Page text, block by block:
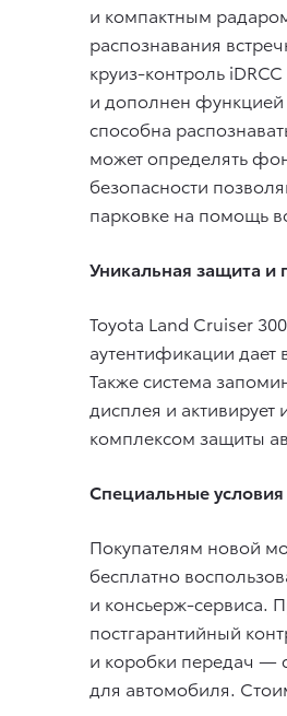
и компактным
распознавания
круиз-контроль
и дополнен функцией
способна
может определять
безопасности
парковке на помощь
Уникальная защита и
Toyota Land Cruiser
аутентификации дает
Также система
дисплея и
комплексом защиты
Специальные
Покупателям новой
бесплатно
и консьерж-сервиса.
постгарантийный
и коробки передач —
для автомобиля.